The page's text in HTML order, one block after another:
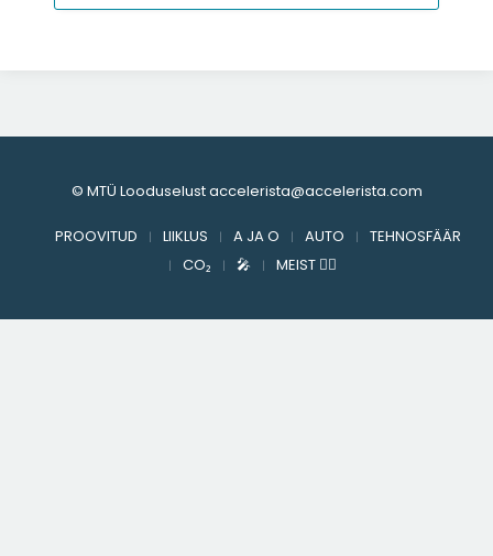
© MTÜ Looduselust accelerista@accelerista.com
PROOVITUD LIIKLUS A JA O AUTO
TEHNOSFÄÄR
CO₂
🎤︎︎ MEIST ✍🏻